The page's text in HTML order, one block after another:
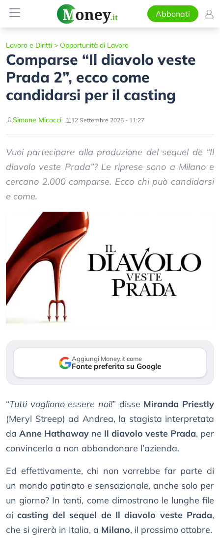
Abbonati
Lavoro e Diritti > Opportunità di Lavoro
Comparse “Il diavolo veste
Prada 2”, ecco come
candidarsi per il casting
Simone Micocci 12 Settembre 2025 - 11:27
Vuoi partecipare alla produzione del sequel de “Il
diavolo veste Prada”? Le riprese sono a Milano e
cercano 2.000 comparse. Ecco chi può candidarsi
e come.
Aggiungi Money.it come
Fonte preferita su Google
“Tutti vogliono essere noi!” disse Miranda Priestly
(Meryl Streep) ad Andrea, la stagista interpretata
da Anne Hathaway ne Il diavolo veste Prada, per
convincerla a non abbandonare l’azienda.
Ed effettivamente, chi non vorrebbe far parte di
un mondo patinato e sensazionale, anche solo per
un giorno? In tanti, come dimostrano le lunghe file
aicasting del sequel de Il diavolo veste Prada,
che si girerà in Italia, a Milano, il prossimo ottobre.